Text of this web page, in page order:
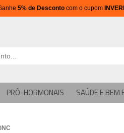
5% de Desconto com o cupom
PRÓ-HORMONAIS SAÚDE E BEM